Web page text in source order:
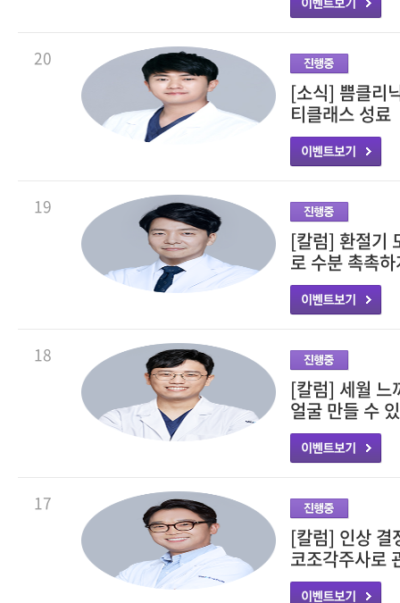
20
[소식] 쁨클리
티클래스 성료
19
[칼럼] 환절기
로 수분 촉촉
18
[칼럼] 세월 느
얼굴 만들 수
17
[칼럼] 인상 결
코조각주사로